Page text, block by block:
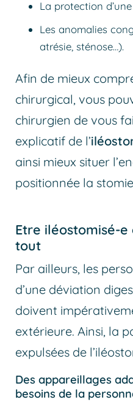
La protection
Les anomalies
atrésie, sténose…).
Afin de mieux
chirurgical, vous
chirurgien de vous
explicatif de l’
ainsi mieux situer
positionnée la
Etre iléostomisé-e
tout
Par ailleurs, les
d’une déviation
doivent
extérieure. Ainsi, la
expulsées de
Des appareillages
besoins de la